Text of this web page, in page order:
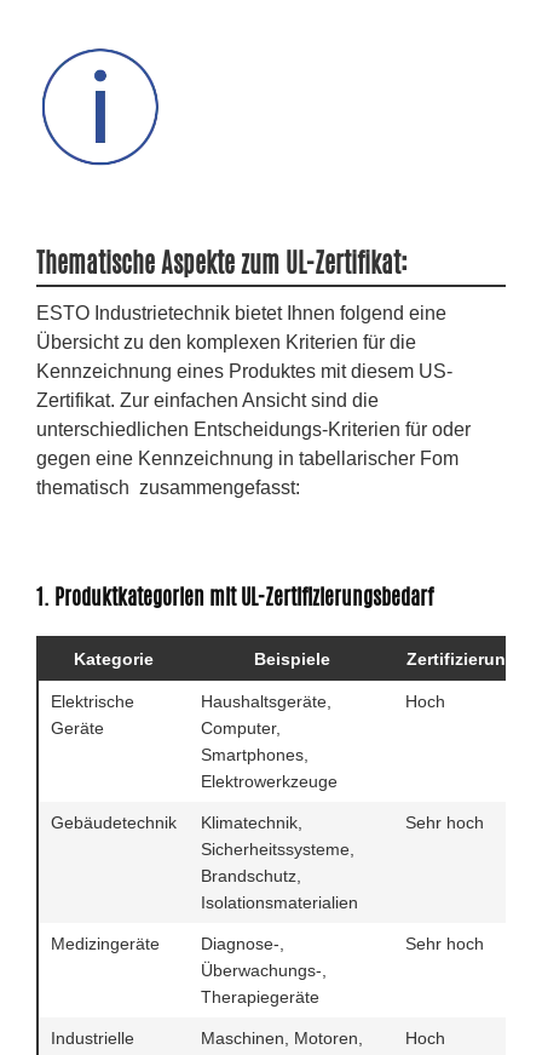
Thematische Aspekte zum UL-Zertifikat:
ESTO Industrietechnik bietet Ihnen folgend eine
Übersicht zu den komplexen Kriterien für die
Kennzeichnung eines Produktes mit diesem US-
Zertifikat. Zur einfachen Ansicht sind die
unterschiedlichen Entscheidungs-Kriterien für oder
gegen eine Kennzeichnung in tabellarischer Fom
thematisch zusammengefasst:
1. Produktkategorien mit UL-Zertifizierungsbedarf
Kategorie Beispiele
Elektrische
Geräte
Haushaltsgeräte,
Computer,
Smartphones,
Elektrowerkzeuge
Hoch
Gebäudetechnik
Klimatechnik,
Sicherheitssysteme,
Brandschutz,
Isolationsmaterialien
Sehr hoch
Medizingeräte
Diagnose-,
Überwachungs-,
Therapiegeräte
Sehr hoch
Industrielle
Maschinen, Motoren,
Hoch